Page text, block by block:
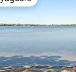
parmi les plus